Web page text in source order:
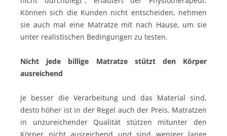
Können sich die Kunden nicht entscheiden, nehmen
sie auch mal eine Matratze mit nach Hause, um sie
unter realistischen Bedingungen zu testen.
Nicht jede billige Matratze stützt den Körper
ausreichend
Je besser die Verarbeitung und das Material sind,
desto höher ist in der Regel auch der Preis. Matratzen
in unzureichender Qualität stützen mitunter den